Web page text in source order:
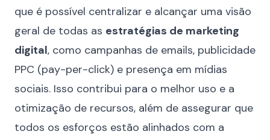
que é possível centralizar e alcançar uma visão
geral de todas as estratégias de marketing
digital, como campanhas de emails, publicidade
PPC (pay-per-click) e presença em mídias
sociais. Isso contribui para o melhor uso e a
otimização de recursos, além de assegurar que
todos os esforços estão alinhados com a